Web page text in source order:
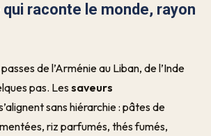
raconte le monde, rayon
de l’Arménie au Liban, de l’Inde
pas. Les saveurs
sans hiérarchie : pâtes de
riz parfumés, thés fumés,